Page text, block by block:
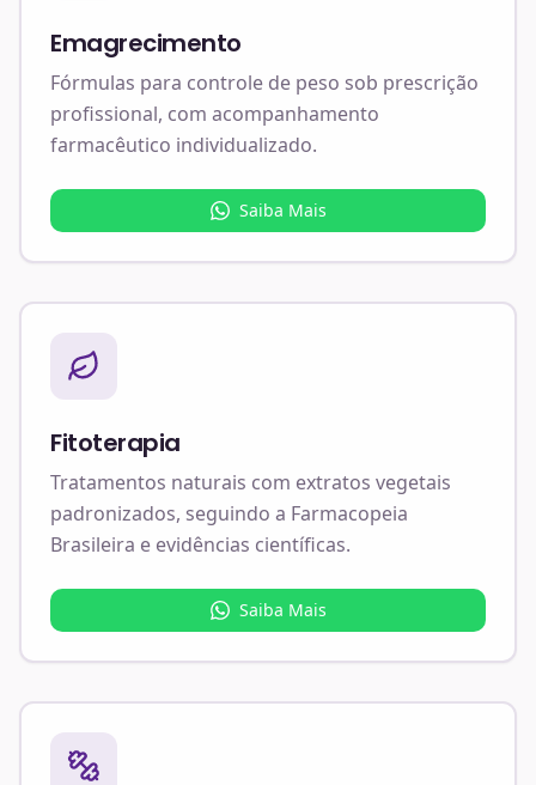
Emagrecimento
Fórmulas para controle de peso sob prescrição
profissional, com acompanhamento
farmacêutico individualizado.
Saiba Mais
Fitoterapia
Tratamentos naturais com extratos vegetais
padronizados, seguindo a Farmacopeia
Brasileira e evidências científicas.
Saiba Mais